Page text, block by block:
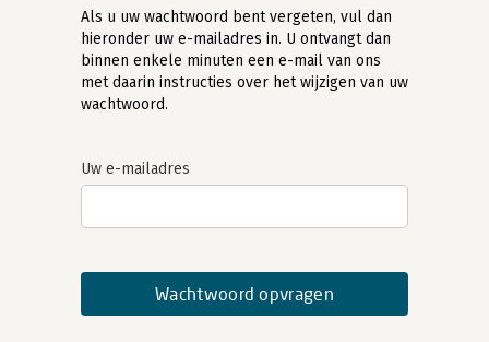
Als u uw wachtwoord bent vergeten, vul dan
hieronder uw e-mailadres in. U ontvangt dan
binnen enkele minuten een e-mail van ons
met daarin instructies over het wijzigen van uw
wachtwoord.
Uw e-mailadres